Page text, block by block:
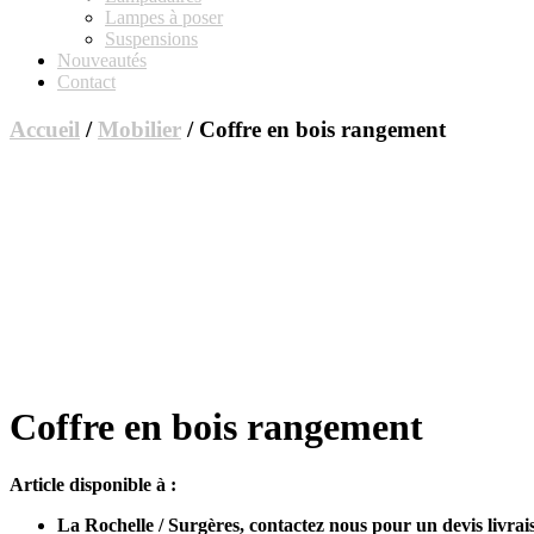
Lampes à poser
Suspensions
Nouveautés
Contact
Accueil /Mobilier / Coffre en bois rangement
Coffre en bois rangement
Article disponible à :
La Rochelle / Surgères, contactez nous pour un devis